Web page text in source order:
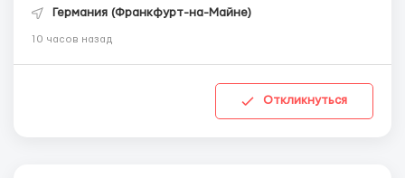
Германия (Франкфурт-на-Майне)
10 часов назад
Откликнуться